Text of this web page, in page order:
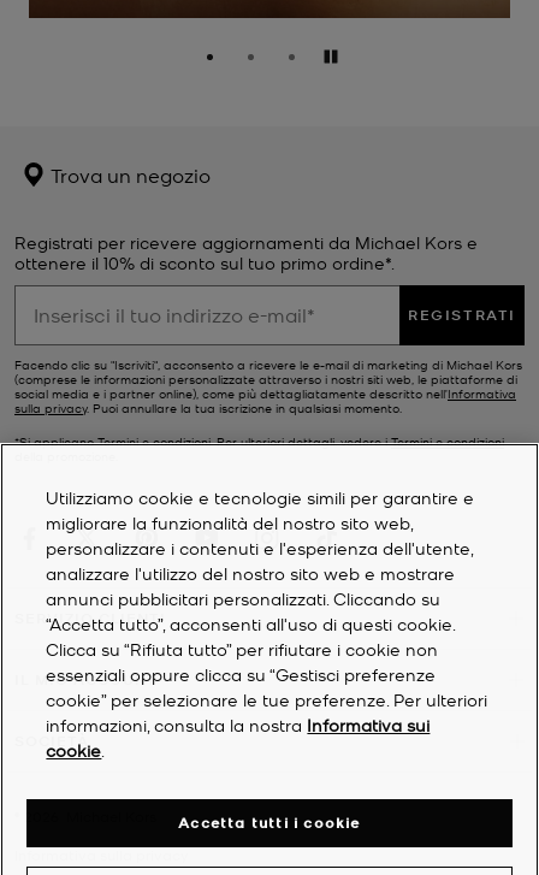
Pausa
Trova un negozio
Registrati per ricevere aggiornamenti da Michael Kors e
ottenere il 10% di sconto sul tuo primo ordine*.
REGISTRATI
Facendo clic su "Iscriviti", acconsento a ricevere le e-mail di marketing di Michael Kors
(comprese le informazioni personalizzate attraverso i nostri siti web, le piattaforme di
social media e i partner online), come più dettagliatamente descritto nell’Informativa
sulla privacy. Puoi annullare la tua iscrizione in qualsiasi momento.
*Si applicano Termini e condizioni. Per ulteriori dettagli, vedere iTermini e condizioni
SERVIZIO CLIENTI
IL MIO ACCOUNT
SOCIETÀ
Utilizziamo cookie e tecnologie simili per garantire e
migliorare la funzionalità del nostro sito web,
personalizzare i contenuti e l'esperienza dell'utente,
analizzare l'utilizzo del nostro sito web e mostrare
annunci pubblicitari personalizzati. Cliccando su
“Accetta tutto”, acconsenti all'uso di questi cookie.
Clicca su “Rifiuta tutto” per rifiutare i cookie non
essenziali oppure clicca su “Gestisci preferenze
cookie” per selezionare le tue preferenze. Per ulteriori
informazioni, consulta la nostra Informativa sui
cookie
Accetta tutti i cookie